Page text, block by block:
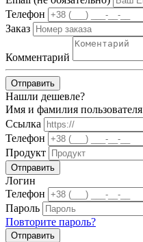
Телефон
Заказ
Комментарий
Отправить
Нашли дешевле?
Имя и фамилия пользователя
Ссылка
Телефон
Продукт
Отправить
Логин
Телефон
Пароль
Повторите пароль?
Отправить